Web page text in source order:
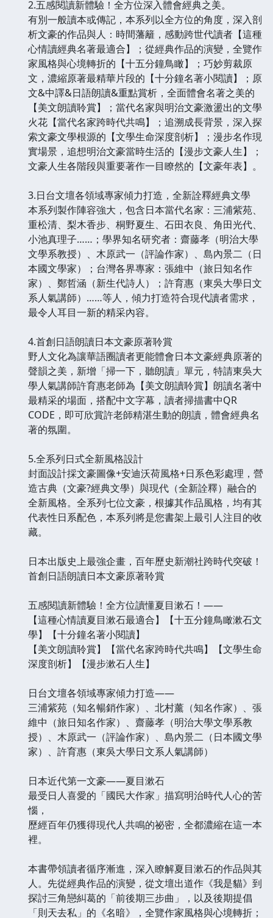
2.五感閱讀新體驗！全方位深入體會經典之美。
有別一般讀本或傳記，本系列以全方位的角度，深入剖
析文豪的作品與人：時間藩籬，感動跨世代讀者【這種
心情讀經典名著最適合】；從經典作品的演變，全覽作
家風格與心境轉折的【十五分鐘鳥瞰】；巧妙剪裁原
文，濃縮原著最精華片段的【十分鐘名著小閱讀】；原
文&中譯&日語朗讀&重點賞析，全面體會名著之美的
【美文朗讀聆賞】；當代名家與明治文豪激盪出的文學
火花【當代名家跨時代共鳴】；追溯成長背景，深入探
索文豪文學根源的【文學生命深度剖析】；漫步名作現
實場景，追想明治文豪當時生活的【漫步文豪人生】；
文豪人生各階段與重要著作一目瞭然的【文豪年表】。
3.日台文壇各領域專家傾力打造，全新詮釋經典文學
本系列製作陣容強大，包含日本當代名家：三浦紫苑、
重松清、梨木香步、桐野夏生、石田衣良、角田光代、
小池真理子……；學界知名研究者：齋藤孝（明治大學
文學系教授）、木原武一（評論作家）、島內景二（日
本國文學家）；台灣各界專家：張維中（旅日知名作
家）、鄭哲涵（新生代詩人）；許育惠（東吳大學日文
系人氣講師）……等人，傾力打造符合現代讀者需求，
最令人耳目一新的精采內容。
4.首創日語朗讀日本文豪原著聆賞
野人文化為讓華語圈讀者更能體會日本文豪經典原著的
聲韻之美，新增「掃一下，聽朗讀」單元，特請東吳大
學人氣講師許育惠老師為【美文朗讀聆賞】朗讀名著中
最精采的場面，搭配中文字幕，讀者掃描書中QR
CODE，即可欣賞許老師精湛生動的朗讀，體會經典名
著的氛圍。
5.全系列日式全新風格設計
封面設計採文豪圖像+安迪沃荷風格+日系色彩處理，營
造古典（文豪?經典文學）與現代（全新詮釋）融合的
全新風格。全系列七位文豪，根據其作品風格，均有其
代表性日系配色，本系列將是您書架上最引人注目的收
藏。
日本出版史上最強企畫，百年歷史新潮社跨時代突破！
首創日語朗讀日本文豪原著聆賞
五感閱讀新體驗！全方位讀懂夏目漱石！——
【這種心情讀夏目漱石最適合】【十五分鐘鳥瞰漱石文
學】【十分鐘名著小閱讀】
【美文朗讀聆賞】【當代名家跨時代共鳴】【文學生命
深度剖析】【漫步漱石人生】
日台文壇各領域專家傾力打造——
三浦紫苑（知名暢銷作家）、北村薰（知名作家）、張
維中（旅日知名作家）、齋藤孝（明治大學文學系教
授）、木原武一（評論作家）、島內景二（日本國文學
家）、許育惠（東吳大學日文系人氣講師）
日本近代第一文豪——夏目漱石
最受日人喜愛的「國民大作家」描寫明治時代人心的苦
惱，
歷經百年仍獲得現代人共鳴的祕密，全都濃縮在這一本
裡。
本書帶領讀者循序漸進，深入瞭解夏目漱石的作品與其
人。先從經典作品的演變，從文壇出道作《我是貓》到
探討三角戀糾葛的「前後期三步曲」，以及後期提倡
「則天去私」的《名暗》，全覽作家風格與心境轉折；